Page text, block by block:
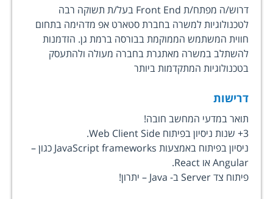
דרוש/ה מפתח/ת Front End בעל/ת תשוקה רבה
לטכנולוגיות למשרה בחברת סטארט אפ מדהימה בתחום
חווית המשתמש הממוקמת בבורסה ברמת גן. הזדמנות
להשתלב במשרה מאתגרת בחברה מעולה ולהתעסק
בטכנולוגיות המתקדמות ביותר
דרישות
תואר במדעי המחשב חובה!
3+ שנות ניסיון בפיתוח Web Client Side.
ניסיון בפיתוח באמצעות JavaScript frameworks כגון –
Angular או React.
פיתוח צד Server ב- Java – יתרון!